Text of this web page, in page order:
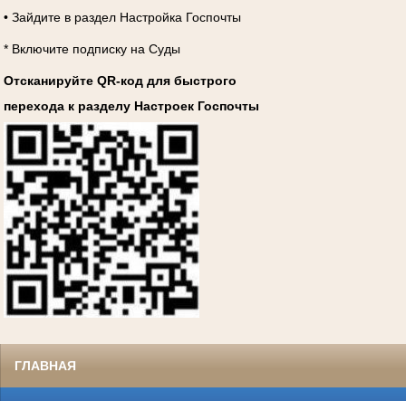
• Зайдите в раздел Настройка Госпочты
* Включите подписку на Суды
Отсканируйте QR-код для быстрого
перехода к разделу Настроек Госпочты
ГЛАВНАЯ